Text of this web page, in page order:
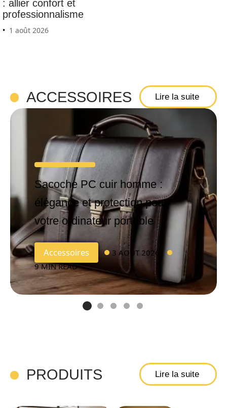
: allier confort et
professionnalisme
1 août 2026
ACCESSOIRES Lire la suite
Sacoche PC cuir homme :
élégance et protection pour
votre ordinateur portable
Accessoires
3 AOÛT 2026
9 MIN READ
PRODUITS Lire la suite